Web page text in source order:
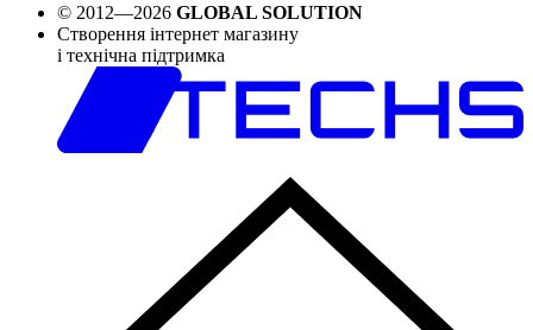
© 2012—2026 GLOBAL SOLUTION
Створення інтернет магазину
і технічна підтримка